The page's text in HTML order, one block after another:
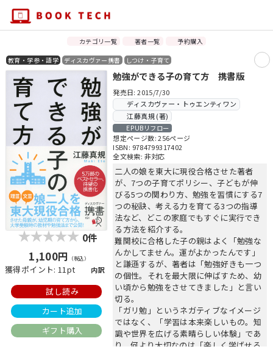
カテゴリ一覧 著者一覧 予約購入
教育・学参・語学 ディスカヴァー携書 しつけ・子育て
0件
1,100円 （税込）
獲得ポイント: 11pt 内訳
試し読み
カート追加
ギフト購入
勉強ができる子の育て方 携書版
発売日: 2015/7/30
ディスカヴァー・トゥエンティワン
江藤真規 (著)
EPUBリフロー
想定ページ数: 256ページ
ISBN: 9784799317402
全文検索: 非対応
二人の娘を東大に現役合格させた著者
が、7つの子育てポリシー、子どもが伸
びる5つの関わり方、勉強を習慣にする7
つの秘訣、考える力を育てる3つの指導
法など、どこの家庭でもすぐに実行でき
る方法を紹介する。
難関校に合格した子の親はよく「勉強な
んかしてません。運がよかったんです」
と謙遜するが、著者は「勉強好きも一つ
の個性。それを最大限に伸ばすため、幼
い頃から勉強をさせてきました」と言い
切る。
「ガリ勉」というネガティブなイメージ
ではなく、「学習は本来楽しいもの。知
識や世界を広げる素晴らしい体験」であ
り、何より大切なのは「楽しく学ばせる